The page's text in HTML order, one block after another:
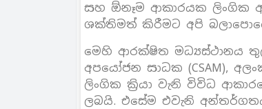
සහ ඕනෑම ආකාරයක ලිංගික
ශක්තිමත් කිරීමට අපි
මෙහි ආරක්ෂිත මධ්‍යස්ථානය
අපයෝජන සාධක (CSAM),
ලිංගික ක්‍රියා වැනි විවිධ
ලබයි. එසේම එවැනි